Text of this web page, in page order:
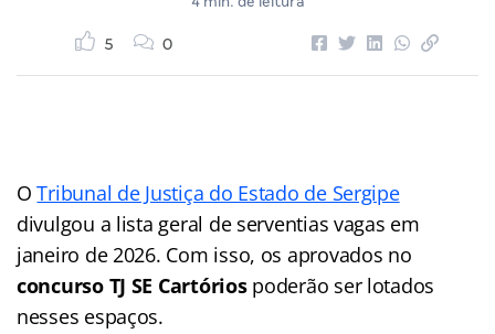
5 0
OTribunal de Justiça do Estado de Sergipe
divulgou a lista geral de serventias vagas em
janeiro de 2026. Com isso, os aprovados no
concurso TJ SE Cartóriospoderão ser lotados
nesses espaços.